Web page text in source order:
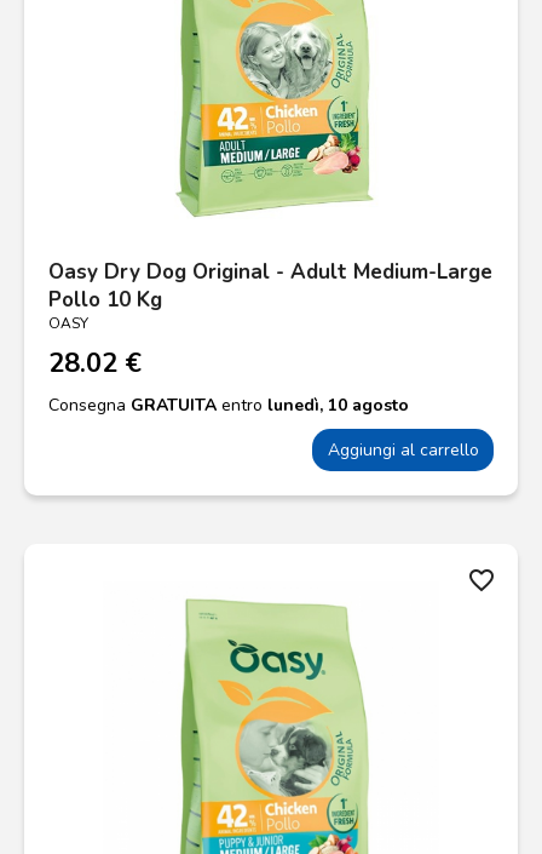
Oasy Dry Dog Original - Adult Medium-Large
Pollo 10 Kg
OASY
28.02 €
Consegna GRATUITA entro lunedì, 10 agosto
Aggiungi al carrello
favorite_border